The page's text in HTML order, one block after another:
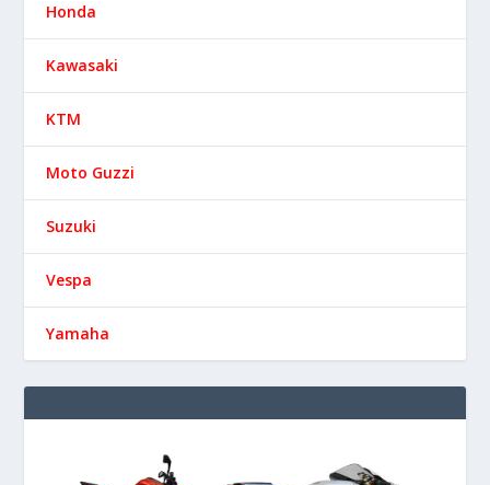
Honda
Kawasaki
KTM
Moto Guzzi
Suzuki
Vespa
Yamaha